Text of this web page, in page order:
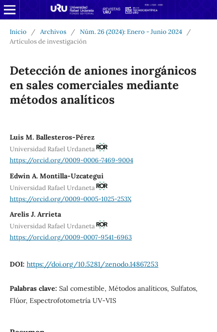
Inicio / Archivos / Núm. 26 (2024): Enero - Junio 2024
/
Artículos de investigación
Detección de aniones inorgánicos
en sales comerciales mediante
métodos analíticos
Luis M. Ballesteros-Pérez
Universidad Rafael Urdaneta
https://orcid.org/0009-0006-7469-9004
Edwin A. Montilla-Uzcategui
Universidad Rafael Urdaneta
https://orcid.org/0009-0005-1025-253X
Arelis J. Arrieta
Universidad Rafael Urdaneta
https://orcid.org/0009-0007-9541-6963
DOI: https://doi.org/10.5281/zenodo.14867253
Palabras clave: Sal comestible, Métodos analíticos, Sulfatos,
Flúor, Espectrofotometría UV-VIS